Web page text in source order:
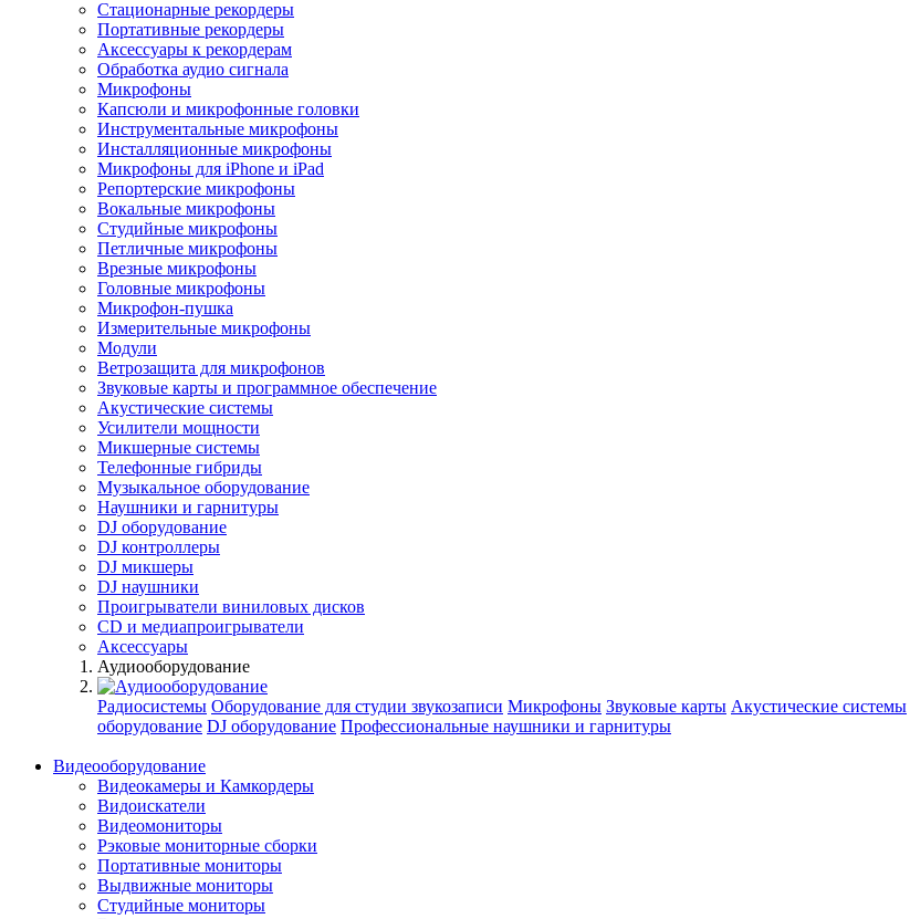
Стационарные рекордеры
Портативные рекордеры
Аксессуары к рекордерам
Обработка аудио сигнала
Микрофоны
Капсюли и микрофонные головки
Инструментальные микрофоны
Инсталляционные микрофоны
Микрофоны для iPhone и iPad
Репортерские микрофоны
Вокальные микрофоны
Студийные микрофоны
Петличные микрофоны
Врезные микрофоны
Головные микрофоны
Микрофон-пушка
Измерительные микрофоны
Модули
Ветрозащита для микрофонов
Звуковые карты и программное обеспечение
Акустические системы
Усилители мощности
Микшерные системы
Телефонные гибриды
Музыкальное оборудование
Наушники и гарнитуры
DJ оборудование
DJ контроллеры
DJ микшеры
DJ наушники
Проигрыватели виниловых дисков
СD и медиапроигрыватели
Аксессуары
Аудиооборудование
Радиосистемы Оборудование для студии звукозаписи Микрофоны Звуковые карты Акустические системы
оборудование DJ оборудование Профессиональные наушники и гарнитуры
Видеооборудование
Видеокамеры и Камкордеры
Видоискатели
Видеомониторы
Рэковые мониторные сборки
Портативные мониторы
Выдвижные мониторы
Студийные мониторы